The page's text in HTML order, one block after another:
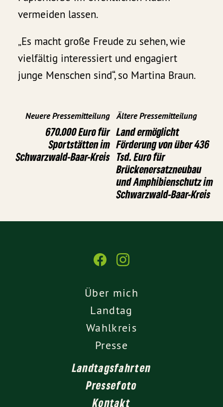
vermeiden lassen.
„Es macht große Freude zu sehen, wie
vielfältig interessiert und engagiert
junge Menschen sind“, so Martina Braun.
Neuere Pressemitteilung
670.000 Euro für
Sportstätten im
Schwarzwald-Baar-Kreis
Ältere Pressemitteilung
Land ermöglicht
Förderung von über 436
Tsd. Euro für
Brückenersatzneubau
und Amphibienschutz im
Schwarzwald-Baar-Kreis
Über mich
Landtag
Wahlkreis
Presse
Landtagsfahrten
Pressefoto
Kontakt